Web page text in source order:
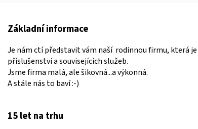
Základní informace
Je nám ctí představit vám naší rodinnou firmu, která
příslušenství a souvisejících služeb.
Jsme firma malá, ale šikovná...a výkonná.
A stále nás to baví:-)
15 let na trhu